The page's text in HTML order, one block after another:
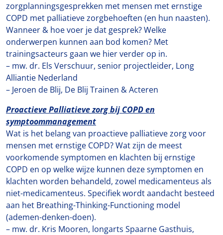
zorgplanningsgesprekken met mensen met ernstige
COPD met palliatieve zorgbehoeften (en hun naasten).
Wanneer & hoe voer je dat gesprek? Welke
onderwerpen kunnen aan bod komen? Met
trainingsacteurs gaan we hier verder op in.
– mw. dr. Els Verschuur, senior projectleider, Long
Alliantie Nederland
– Jeroen de Blij, De Blij Trainen & Acteren
Proactieve Palliatieve zorg bij COPD en
symptoommanagement
Wat is het belang van proactieve palliatieve zorg voor
mensen met ernstige COPD? Wat zijn de meest
voorkomende symptomen en klachten bij ernstige
COPD en op welke wijze kunnen deze symptomen en
klachten worden behandeld, zowel medicamenteus als
niet-medicamenteus. Specifiek wordt aandacht besteed
aan het Breathing-Thinking-Functioning model
(ademen-denken-doen).
– mw. dr. Kris Mooren, longarts Spaarne Gasthuis,